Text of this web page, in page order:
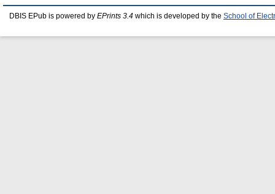
DBIS EPub is powered by EPrints 3.4 which is developed by the School of